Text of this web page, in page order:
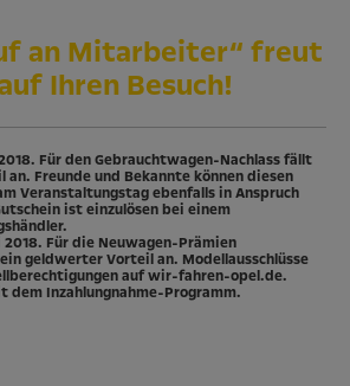
an Mitarbeiter“ freut
Ihren Besuch!
Für den Gebrauchtwagen-Nachlass fällt
Freunde und Bekannte können diesen
Veranstaltungstag ebenfalls in Anspruch
ist einzulösen bei einem
Für die Neuwagen-Prämien
geldwerter Vorteil an. Modellausschlüsse
auf wir-fahren-opel.de.
Inzahlungnahme-Programm.